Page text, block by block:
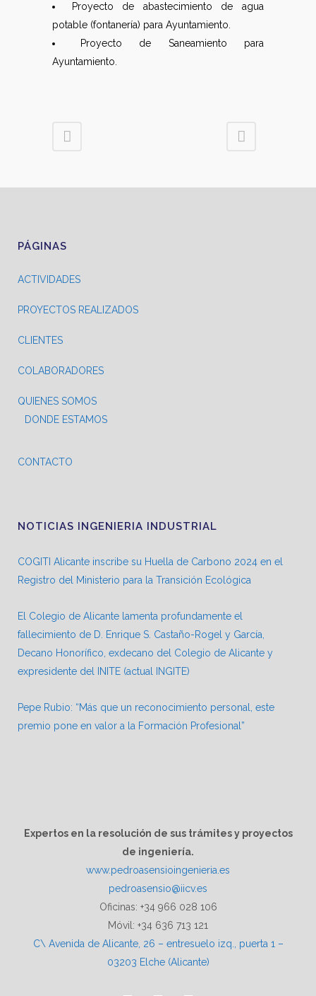
Proyecto de abastecimiento de agua
potable (fontanería) para Ayuntamiento.
Proyecto de Saneamiento para
Ayuntamiento.
PÁGINAS
ACTIVIDADES
PROYECTOS REALIZADOS
CLIENTES
COLABORADORES
QUIENES SOMOS
DONDE ESTAMOS
CONTACTO
NOTICIAS INGENIERIA INDUSTRIAL
COGITI Alicante inscribe su Huella de Carbono 2024 en el
Registro del Ministerio para la Transición Ecológica
El Colegio de Alicante lamenta profundamente el
fallecimiento de D. Enrique S. Castaño-Rogel y García,
Decano Honorífico, exdecano del Colegio de Alicante y
expresidente del INITE (actual INGITE)
Pepe Rubio: “Más que un reconocimiento personal, este
premio pone en valor a la Formación Profesional”
Expertos en la resolución de sus trámites y proyectos
de ingeniería.
www.pedroasensioingenieria.es
pedroasensio@iicv.es
Oficinas: +34 966 028 106
Móvil: +34 636 713 121
C\ Avenida de Alicante, 26 – entresuelo izq., puerta 1 –
03203 Elche (Alicante)